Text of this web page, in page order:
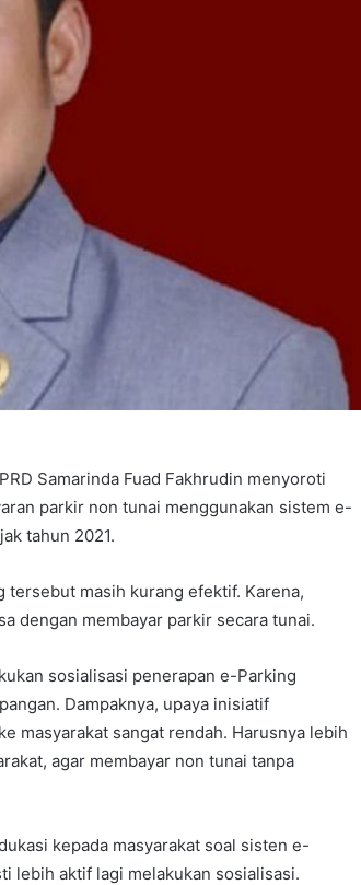
Samarinda Fuad Fakhrudin menyoroti
parkir non tunai menggunakan sistem e-
tahun 2021.
tersebut masih kurang efektif. Karena,
dengan membayar parkir secara tunai.
sosialisasi penerapan e-Parking
Dampaknya, upaya inisiatif
masyarakat sangat rendah. Harusnya lebih
agar membayar non tunai tanpa
kepada masyarakat soal sisten e-
lebih aktif lagi melakukan sosialisasi.